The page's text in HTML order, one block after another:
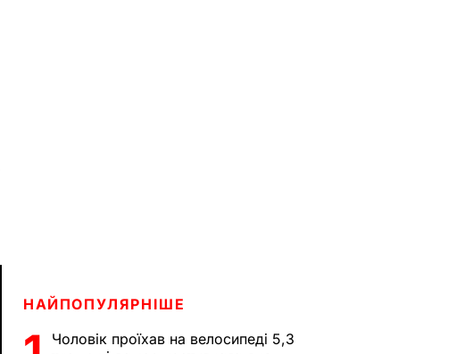
НАЙПОПУЛЯРНІШЕ
Чоловік проїхав на велосипеді 5,3